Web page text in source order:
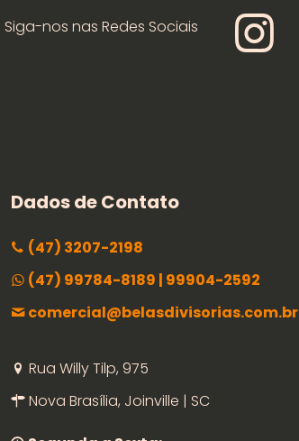
Siga-nos nas Redes Sociais
Dados de Contato
(47) 3207-2198
(47) 99784-8189 | 99904-2592
comercial@belasdivisorias.com.br
Rua Willy Tilp, 975
Nova Brasília, Joinville | SC